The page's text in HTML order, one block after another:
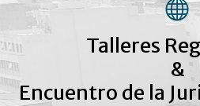
Talleres
&
Encuentro de la